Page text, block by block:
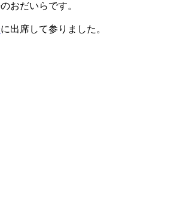
おだいらです。
に出席して参りました。